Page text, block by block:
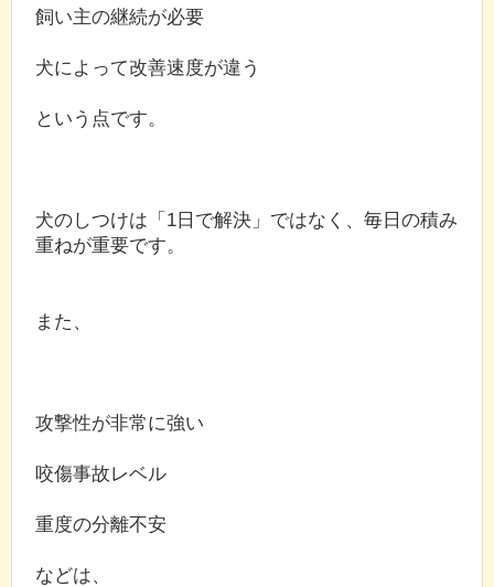
飼い主の継続が必要
犬によって改善速度が違う
という点です。
犬のしつけは「1日で解決」ではなく、毎日の積み
重ねが重要です。
また、
攻撃性が非常に強い
咬傷事故レベル
重度の分離不安
などは、